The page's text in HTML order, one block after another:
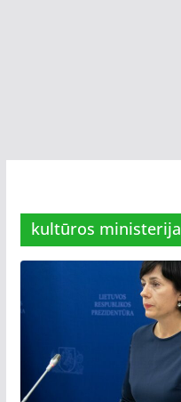
kultūros ministerija